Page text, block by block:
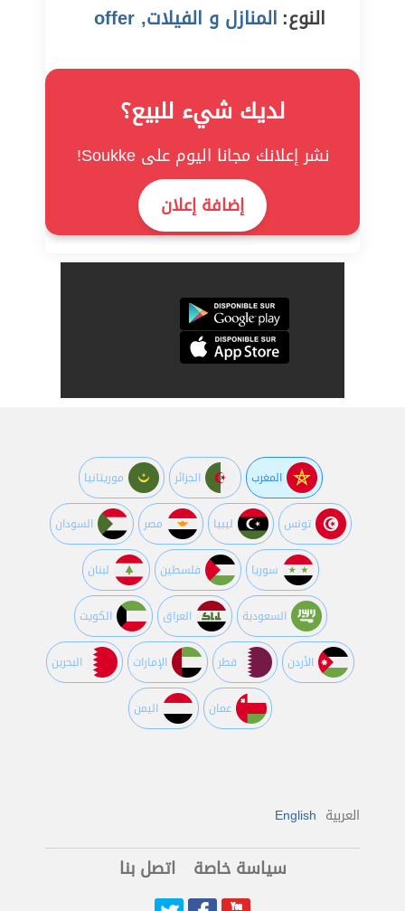
النوع: المنازل و الفيلات, offer
لديك شيء للبيع؟
نشر إعلانك مجانا اليوم على Soukke!
إضافة إعلان
المغرب الجزائر موريتانيا
تونس ليبيا مصر السودان
سوريا فلسطين لبنان
السعودية العراق الكويت
اﻷردن قطر اﻹمارات البحرين
عمان اليمن
العربية English
سياسة خاصة اتصل بنا